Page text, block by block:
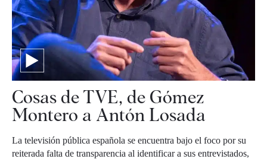
Cosas de TVE, de Gómez
Montero a Antón Losada
La televisión pública española se encuentra bajo el foco por su
reiterada falta de transparencia al identificar a sus entrevistados,